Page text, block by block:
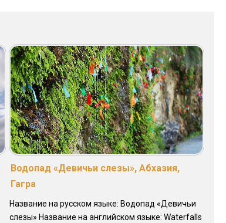
Водопад «Девичьи слезы», Абхазия,
Гагра
Название на русском языке: Водопад «Девичьи
слезы» Название на английском языке: Waterfalls